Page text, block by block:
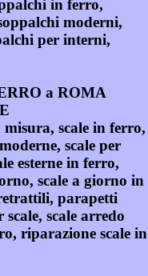
in ferro,
moderni,
per interni,
a ROMA
misura, scale in ferro,
scale per
esterne in ferro,
scale a giorno in
parapetti
scale arredo
riparazione scale in